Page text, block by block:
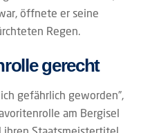
öffnete er seine
Regen.
gerecht
gefährlich geworden”,
am Bergisel